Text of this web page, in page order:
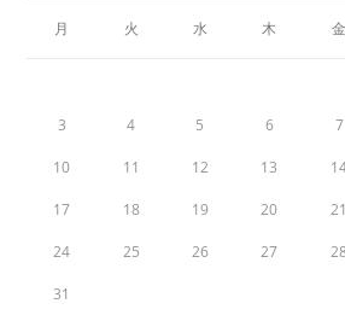
月 火 水 木 金
3 4 5 6 7
10 11 12 13
17 18 19 20 21
24 25 26 27 28
31